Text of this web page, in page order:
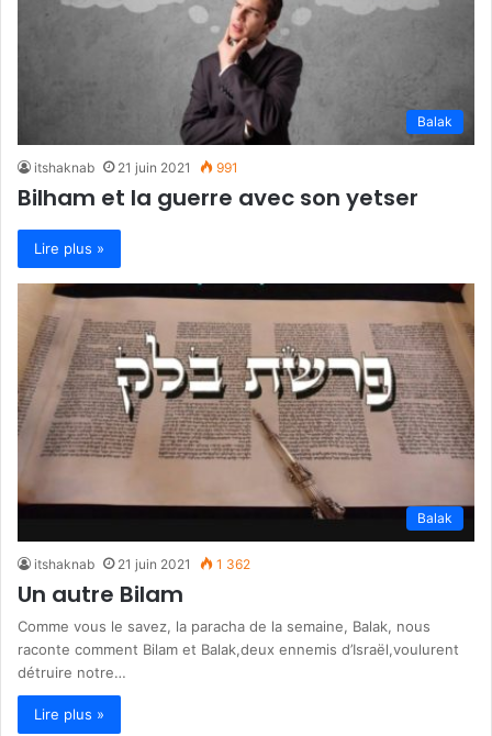
Balak
itshaknab 21 juin 2021 991
Bilham et la guerre avec son yetser
Lire plus »
Balak
itshaknab 21 juin 2021 1 362
Un autre Bilam
Comme vous le savez, la paracha de la semaine, Balak, nous
raconte comment Bilam et Balak,deux ennemis d’Israël,voulurent
détruire notre…
Lire plus »